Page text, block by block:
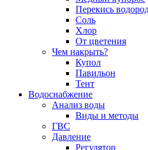
Перекись
Соль
Хлор
От цветения
Чем накрыть?
Купол
Павильон
Тент
Водоснабжение
Анализ воды
Виды и методы
ГВС
Давление
Регулятор